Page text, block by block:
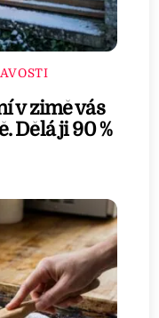
v zimě vás
Dělá ji 90 %